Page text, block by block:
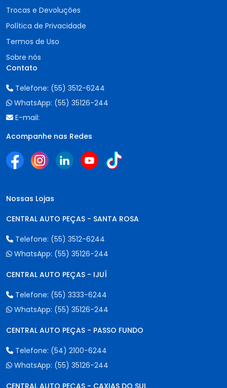
Trocas e Devoluções
Política de Privacidade
Termos de Uso
Sobre nós
Contato
Telefone: (55) 3512-6244
WhatsApp: (55) 35126-244
E-mail:
Acompanhe nas Redes
Nossas Lojas
CENTRAL AUTO PEÇAS - SANTA ROSA
Telefone: (55) 3512-6244
WhatsApp: (55) 35126-244
CENTRAL AUTO PEÇAS - IJUÍ
Telefone: (55) 3333-6244
WhatsApp: (55) 35126-244
CENTRAL AUTO PEÇAS - PASSO FUNDO
Telefone: (54) 2100-6244
WhatsApp: (55) 35126-244
CENTRAL AUTO PEÇAS - CAXIAS DO SUL